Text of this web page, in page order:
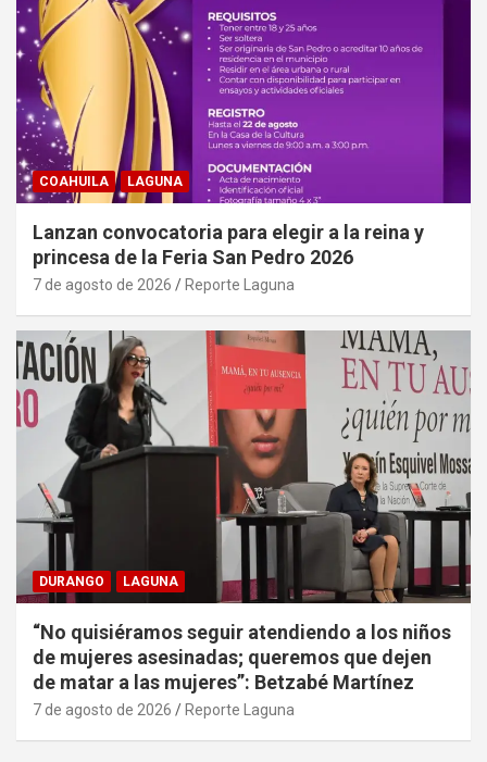
COAHUILA LAGUNA
Lanzan convocatoria para elegir a la reina y
princesa de la Feria San Pedro 2026
7 de agosto de 2026 Reporte Laguna
DURANGO LAGUNA
“No quisiéramos seguir atendiendo a los niños
de mujeres asesinadas; queremos que dejen
de matar a las mujeres”: Betzabé Martínez
7 de agosto de 2026 Reporte Laguna